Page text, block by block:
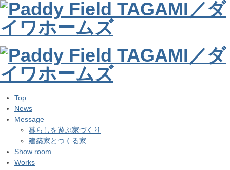
Top
News
Message
暮らしを遊ぶ家づくり
建築家とつくる家
Show room
Works